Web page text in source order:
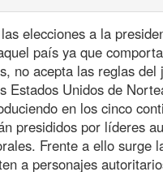
elecciones a la
país ya que
no acepta las reglas
Estados Unidos de
en los cinco
presididos por líderes
Frente a ello surge
a personajes